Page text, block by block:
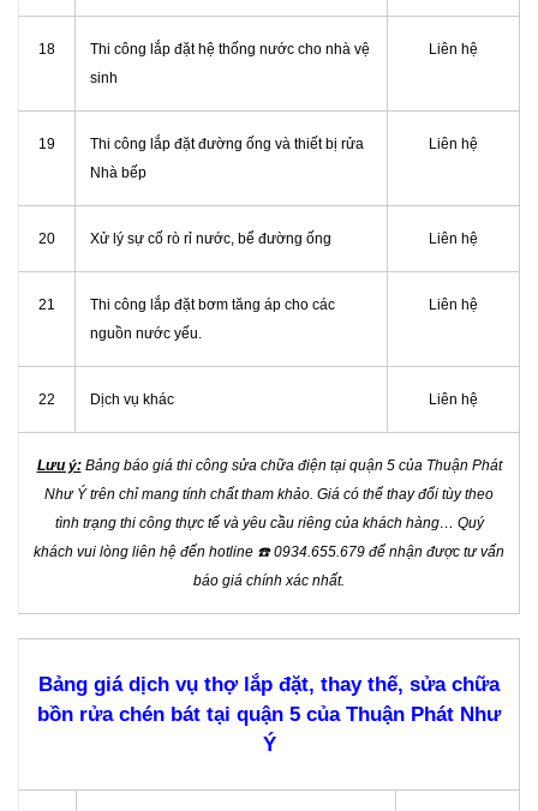
18
Thi công lắp đặt hệ thống nước cho nhà vệ
sinh
Liên hệ
19
Thi công lắp đặt đường ống và thiết bị rửa
Nhà bếp
Liên hệ
20 Xử lý sự cố rò rỉ nước, bể đường ống Liên hệ
21
Thi công lắp đặt bơm tăng áp cho các
nguồn nước yếu.
Liên hệ
22 Dịch vụ khác Liên hệ
Lưu ý:Bảng báo giá thi công sửa chữa điện tại quận 5 của Thuận Phát
Như Ý trên chỉ mang tính chất tham khảo. Giá có thể thay đổi tùy theo
tình trạng thi công thực tế và yêu cầu riêng của khách hàng… Quý
khách vui lòng liên hệ đến hotline ☎️0934.655.679 để nhận được tư vấn
báo giá chính xác nhất.
Bảng giá dịch vụ thợ lắp đặt, thay thế, sửa chữa
bồn rửa chén bát tại quận 5 của Thuận Phát Như
Ý